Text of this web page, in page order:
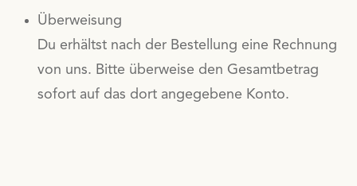
Überweisung
Du erhältst nach der Bestellung eine Rechnung
von uns. Bitte überweise den Gesamtbetrag
sofort auf das dort angegebene Konto.